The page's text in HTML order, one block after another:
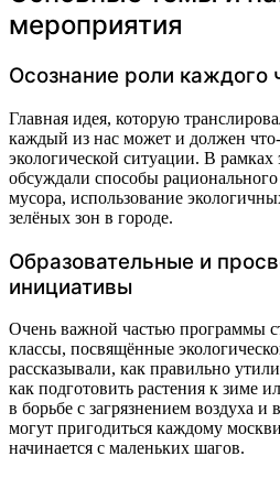
мероприятия
Осознание роли каждого
Главная идея, которую
каждый из нас может и должен
экологической ситуации. В рамках
обсуждали способы
мусора, использование
зелёных зон в городе.
Образовательные и
инициативы
Очень важной частью программы
классы, посвящённые
рассказывали, как правильно
как подготовить растения к зиме
в борьбе с загрязнением воздуха
могут пригодиться каждому
начинается с маленьких шагов.